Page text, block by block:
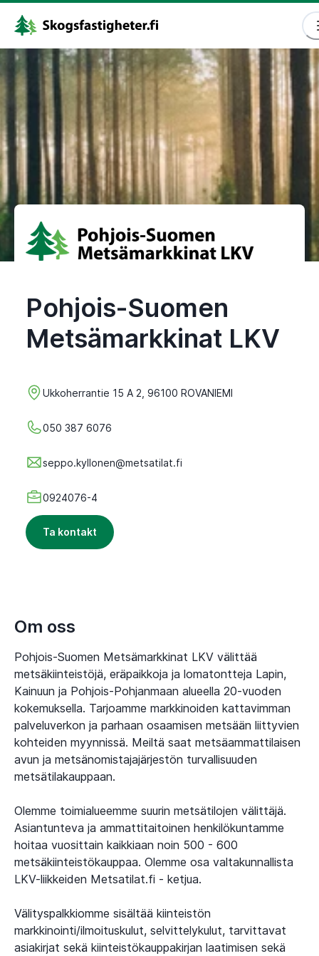
Pohjois-Suomen
Metsämarkkinat LKV
Ukkoherrantie 15 A 2, 96100 ROVANIEMI
050 387 6076
seppo.kyllonen@metsatilat.fi
0924076-4
Ta kontakt
Om oss
Pohjois-Suomen Metsämarkkinat LKV välittää
metsäkiinteistöjä, eräpaikkoja ja lomatontteja Lapin,
Kainuun ja Pohjois-Pohjanmaan alueella 20-vuoden
kokemuksella. Tarjoamme markkinoiden kattavimman
palveluverkon ja parhaan osaamisen metsään liittyvien
kohteiden myynnissä. Meiltä saat metsäammattilaisen
avun ja metsänomistajajärjestön turvallisuuden
metsätilakauppaan.
Olemme toimialueemme suurin metsätilojen välittäjä.
Asiantunteva ja ammattitaitoinen henkilökuntamme
hoitaa vuosittain kaikkiaan noin 500 - 600
metsäkiinteistökauppaa. Olemme osa valtakunnallista
LKV-liikkeiden Metsatilat.fi - ketjua.
Välityspalkkiomme sisältää kiinteistön
markkinointi/ilmoituskulut, selvittelykulut, tarvittavat
asiakirjat sekä kiinteistökauppakirjan laatimisen sekä